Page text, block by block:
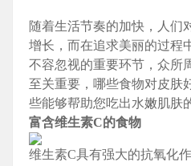
随着生活节奏的加快，人们
增长，而在追求美丽的过程
不容忽视的重要环节，众所
至关重要，哪些食物对皮肤
些能够帮助您吃出水嫩肌肤
富含维生素C的食物
维生素C具有强大的抗氧化